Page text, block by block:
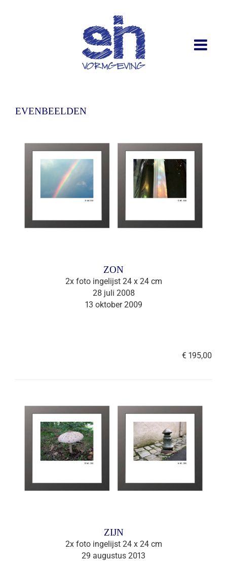
EVENBEELDEN
ZON
2x foto ingelijst 24 x 24 cm
28 juli 2008
13 oktober 2009
€ 195,00
ZIJN
2x foto ingelijst 24 x 24 cm
29 augustus 2013